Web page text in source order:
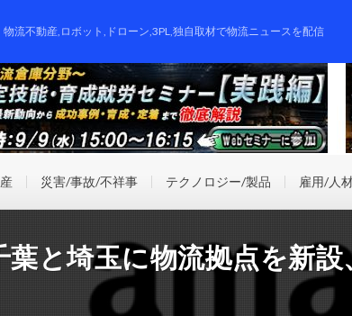
物流不動産,ロボット,ドローン,3PL,独自取材で物流ニュースを配信
災害/事故/不祥事 テクノロジー/製品 雇用/人
葉と埼玉に物流拠点を新